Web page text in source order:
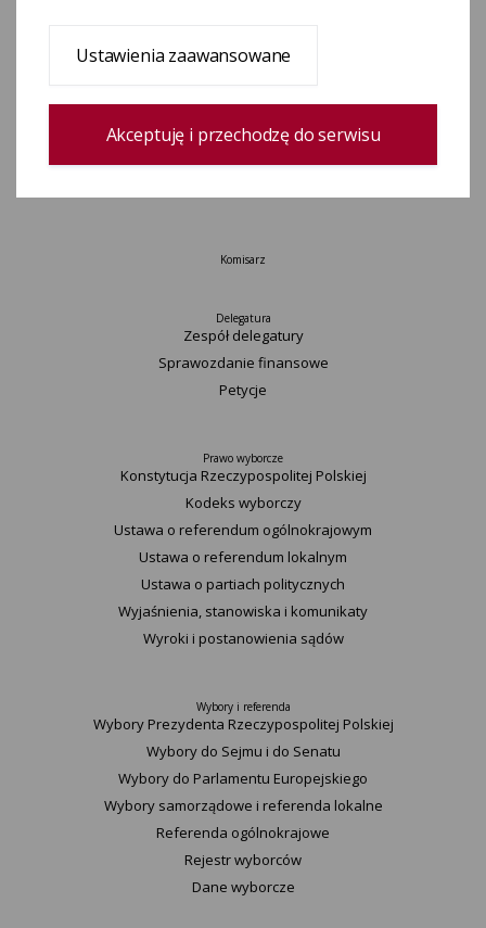
Uchwały
Urzędnicy wyborczy
Okręgi wyborcze i obwody głosowania
Konkurs „Wybieram Wybory”
Komisarz
Delegatura
Zespół delegatury
Sprawozdanie finansowe
Petycje
Prawo wyborcze
Konstytucja Rzeczypospolitej Polskiej​
Kodeks wyborczy
Ustawa o referendum ogólnokrajowym
Ustawa o referendum lokalnym
Ustawa o partiach politycznych
Wyjaśnienia, stanowiska i komunikaty
Wyroki i postanowienia sądów
Wybory i referenda
Wybory Prezydenta Rzeczypospolitej Polskiej
Wybory do Sejmu i do Senatu
Wybory do Parlamentu Europejskiego
Wybory samorządowe i referenda lokalne
Referenda ogólnokrajowe
Rejestr wyborców
Dane wyborcze
Ustawienia zaawansowane
Akceptuję i przechodzę do serwisu